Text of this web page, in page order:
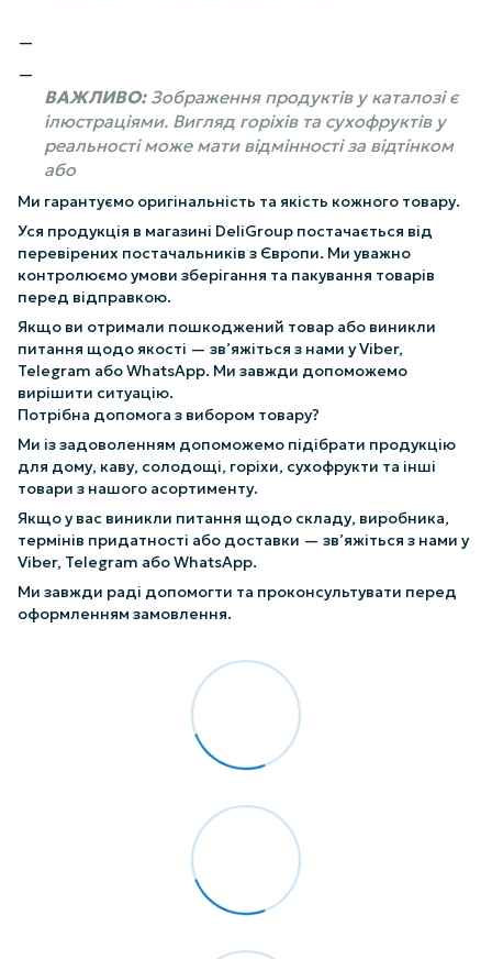
ВАЖЛИВО:Зображення продуктів у каталозі є
ілюстраціями. Вигляд горіхів та сухофруктів у
реальності може мати відмінності за відтінком
або
Ми гарантуємо оригінальність та якість кожного товару.
Уся продукція в магазині DeliGroup постачається від
перевірених постачальників з Європи. Ми уважно
контролюємо умови зберігання та пакування товарів
перед відправкою.
Якщо ви отримали пошкоджений товар або виникли
питання щодо якості — зв’яжіться з нами у Viber,
Telegram або WhatsApp. Ми завжди допоможемо
вирішити ситуацію.
Потрібна допомога з вибором товару?
Ми із задоволенням допоможемо підібрати продукцію
для дому, каву, солодощі, горіхи, сухофрукти та інші
товари з нашого асортименту.
Якщо у вас виникли питання щодо складу, виробника,
термінів придатності або доставки — зв’яжіться з нами у
Viber, Telegram або WhatsApp.
Ми завжди раді допомогти та проконсультувати перед
оформленням замовлення.